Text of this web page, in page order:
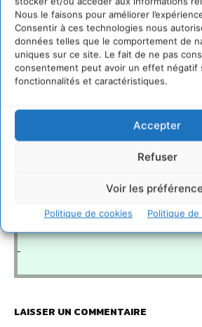
Nous le faisons pour améliorer
Consentir à ces technologies nous
données telles que le comportement de
uniques sur ce site. Le fait de ne pas
consentement peut avoir un effet négatif
fonctionnalités et caractéristiques.
Accepter
Refuser
Voir les
Politique de cookies Politique
production d’électricité
Syndicat des énergies renouvelables
RTE–www.rte-france.com
Agence ORE –www.agenceore.fr
LAISSER UN COMMENTAIRE